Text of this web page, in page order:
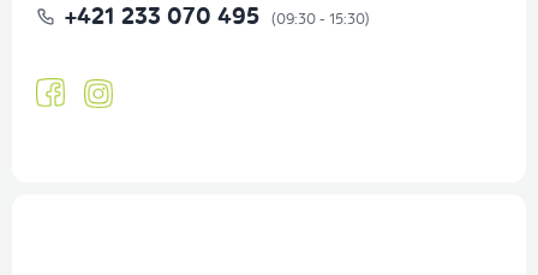
+421 233 070 495